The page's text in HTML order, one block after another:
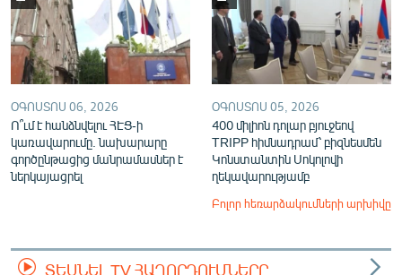
ՕԳՈՍՏՈՍ 06, 2026
Ո՞ւմ է հանձնվելու ՀԷՑ-ի
կառավարումը. նախարարը
գործընթացից մանրամասներ է
ներկայացրել
ՕԳՈՍՏՈՍ 05, 2026
400 միլիոն դոլար բյուջեով
TRIPP հիմնադրամ՝ բիզնեսմեն
Կոնստանտին Սոկոլովի
ղեկավարությամբ
Բոլոր հեռարձակումների արխիվը
ՏԵՍՆԵԼ TV ՀԱՂՈՐԴՈՒՄՆԵՐԸ